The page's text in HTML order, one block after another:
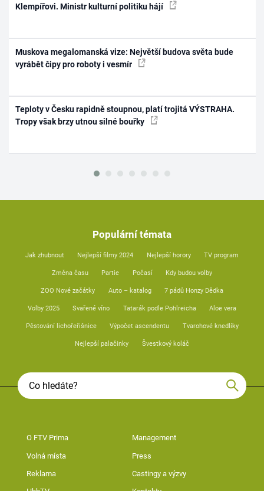
Klempířovi. Ministr kulturní politiku hájí
Muskova megalomanská vize: Největší budova světa bude
vyrábět čipy pro roboty i vesmír
Teploty v Česku rapidně stoupnou, platí trojitá VÝSTRAHA.
Tropy však brzy utnou silné bouřky
Populární témata
Jak zhubnout Nejlepší filmy 2024 Nejlepší horory TV program
Změna času Partie Počasí Kdy budou volby
ZOO Nové začátky Auto – katalog 7 pádů Honzy Dědka
Volby 2025 Svařené víno Tatarák podle Pohlreicha Aloe vera
Pěstování lichořeřišnice Výpočet ascendentu Tvarohové knedlíky
Nejlepší palačinky Švestkový koláč
O FTV Prima Management
Volná místa Press
Reklama Castingy a výzvy